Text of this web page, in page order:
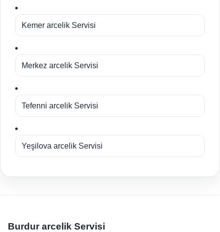
Kemer arcelik Servisi
Merkez arcelik Servisi
Tefenni arcelik Servisi
Yeşilova arcelik Servisi
Burdur arcelik Servisi